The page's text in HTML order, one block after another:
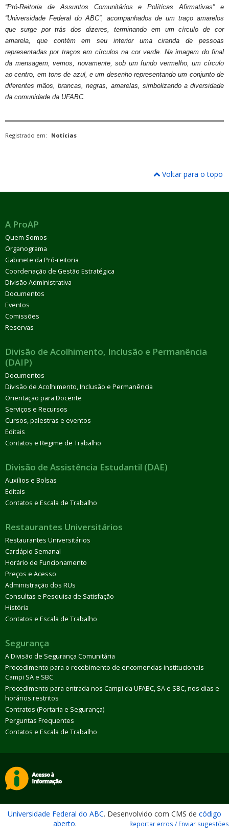
“Pró-Reitoria de Assuntos Comunitários e Políticas Afirmativas” e
“Universidade Federal do ABC”, acompanhados de um traço amarelos
que surge por trás dos dizeres, terminando em um círculo de cor
amarela, que contém em seu interior uma ciranda de pessoas
representadas por traços em círculos na cor verde. Na imagem do final
da mensagem, vemos, novamente, sob um fundo vermelho,um círculo
ao centro, em tons de azul, e um desenho representando um conjunto de
diferentes mãos, brancas, negras, amarelas, simbolizando a diversidade
da comunidade da UFABC.
Registrado em: Notícias
Voltar para o topo
A ProAP
Quem Somos
Organograma
Gabinete da Pró-reitoria
Coordenação de Gestão Estratégica
Divisão Administrativa
Documentos
Eventos
Comissões
Reservas
Divisão de Acolhimento, Inclusão e Permanência
(DAIP)
Documentos
Divisão de Acolhimento, Inclusão e Permanência
Orientação para Docente
Serviços e Recursos
Cursos, palestras e eventos
Editais
Contatos e Regime de Trabalho
Divisão de Assistência Estudantil (DAE)
Auxílios e Bolsas
Editais
Contatos e Escala de Trabalho
Restaurantes Universitários
Restaurantes Universitários
Cardápio Semanal
Horário de Funcionamento
Preços e Acesso
Administração dos RUs
Consultas e Pesquisa de Satisfação
História
Contatos e Escala de Trabalho
Segurança
A Divisão de Segurança Comunitária
Procedimento para o recebimento de encomendas institucionais -
Campi SA e SBC
Procedimento para entrada nos Campi da UFABC, SA e SBC, nos dias e
horários restritos
Contratos (Portaria e Segurança)
Perguntas Frequentes
Contatos e Escala de Trabalho
Universidade Federal do ABC. Desenvolvido com CMS de código
aberto. Reportar erros / Enviar sugestões